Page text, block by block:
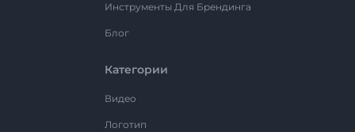
Инструменты Для Брендинга
Блог
Категории
Видео
Логотип